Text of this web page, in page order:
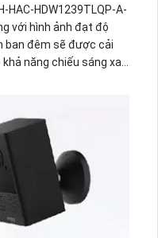
HAC-HDW1239TLQP-A-
với hình ảnh đạt độ
ban đêm sẽ được cải
năng chiếu sáng xa
BCS HD với giá rẻ. Hơn
tạo ra hình ảnh
gia đình và căn hộ. Với
cao và chống chịu
chức năng thu hình
quan trọng và dễ dàng